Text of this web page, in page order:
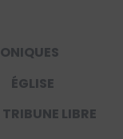
ÉGLISE
TRIBUNE LIBRE